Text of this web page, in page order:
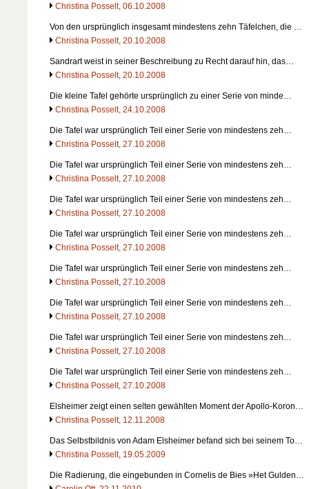
Christina Posselt, 06.10.2008
Von den ursprünglich insgesamt mindestens zehn Täfelchen, die …
Christina Posselt, 20.10.2008
Sandrart weist in seiner Beschreibung zu Recht darauf hin, das…
Christina Posselt, 20.10.2008
Die kleine Tafel gehörte ursprünglich zu einer Serie von minde…
Christina Posselt, 24.10.2008
Die Tafel war ursprünglich Teil einer Serie von mindestens zeh…
Christina Posselt, 27.10.2008
Die Tafel war ursprünglich Teil einer Serie von mindestens zeh…
Christina Posselt, 27.10.2008
Die Tafel war ursprünglich Teil einer Serie von mindestens zeh…
Christina Posselt, 27.10.2008
Die Tafel war ursprünglich Teil einer Serie von mindestens zeh…
Christina Posselt, 27.10.2008
Die Tafel war ursprünglich Teil einer Serie von mindestens zeh…
Christina Posselt, 27.10.2008
Die Tafel war ursprünglich Teil einer Serie von mindestens zeh…
Christina Posselt, 27.10.2008
Die Tafel war ursprünglich Teil einer Serie von mindestens zeh…
Christina Posselt, 27.10.2008
Die Tafel war ursprünglich Teil einer Serie von mindestens zeh…
Christina Posselt, 27.10.2008
Elsheimer zeigt einen selten gewählten Moment der Apollo-Koron…
Christina Posselt, 12.11.2008
Das Selbstbildnis von Adam Elsheimer befand sich bei seinem To…
Christina Posselt, 19.05.2009
Die Radierung, die eingebunden in Cornelis de Bies »Het Gulden…